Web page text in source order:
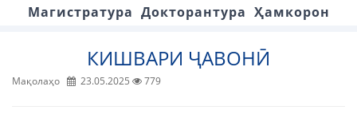
Магистратура Докторантура Ҳамкорон
КИШВАРИ ҶАВОНӢ
Мақолаҳо 23.05.2025 779